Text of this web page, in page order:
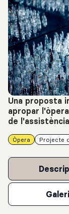
Una proposta
apropar
de
Òpera Projecte